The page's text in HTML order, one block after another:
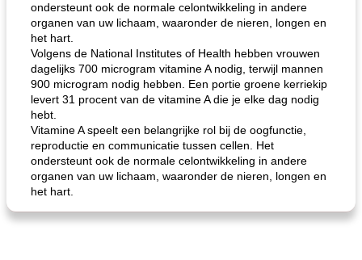
de jamcake van Georgië tennessee blauwe kaasperen kip
ondersteunt ook de normale celontwikkeling in andere
organen van uw lichaam, waaronder de nieren, longen en
het hart.
Volgens de National Institutes of Health hebben vrouwen
dagelijks 700 microgram vitamine A nodig, terwijl mannen
900 microgram nodig hebben. Een portie groene kerriekip
levert 31 procent van de vitamine A die je elke dag nodig
hebt.
Vitamine A speelt een belangrijke rol bij de oogfunctie,
reproductie en communicatie tussen cellen. Het
ondersteunt ook de normale celontwikkeling in andere
organen van uw lichaam, waaronder de nieren, longen en
het hart.